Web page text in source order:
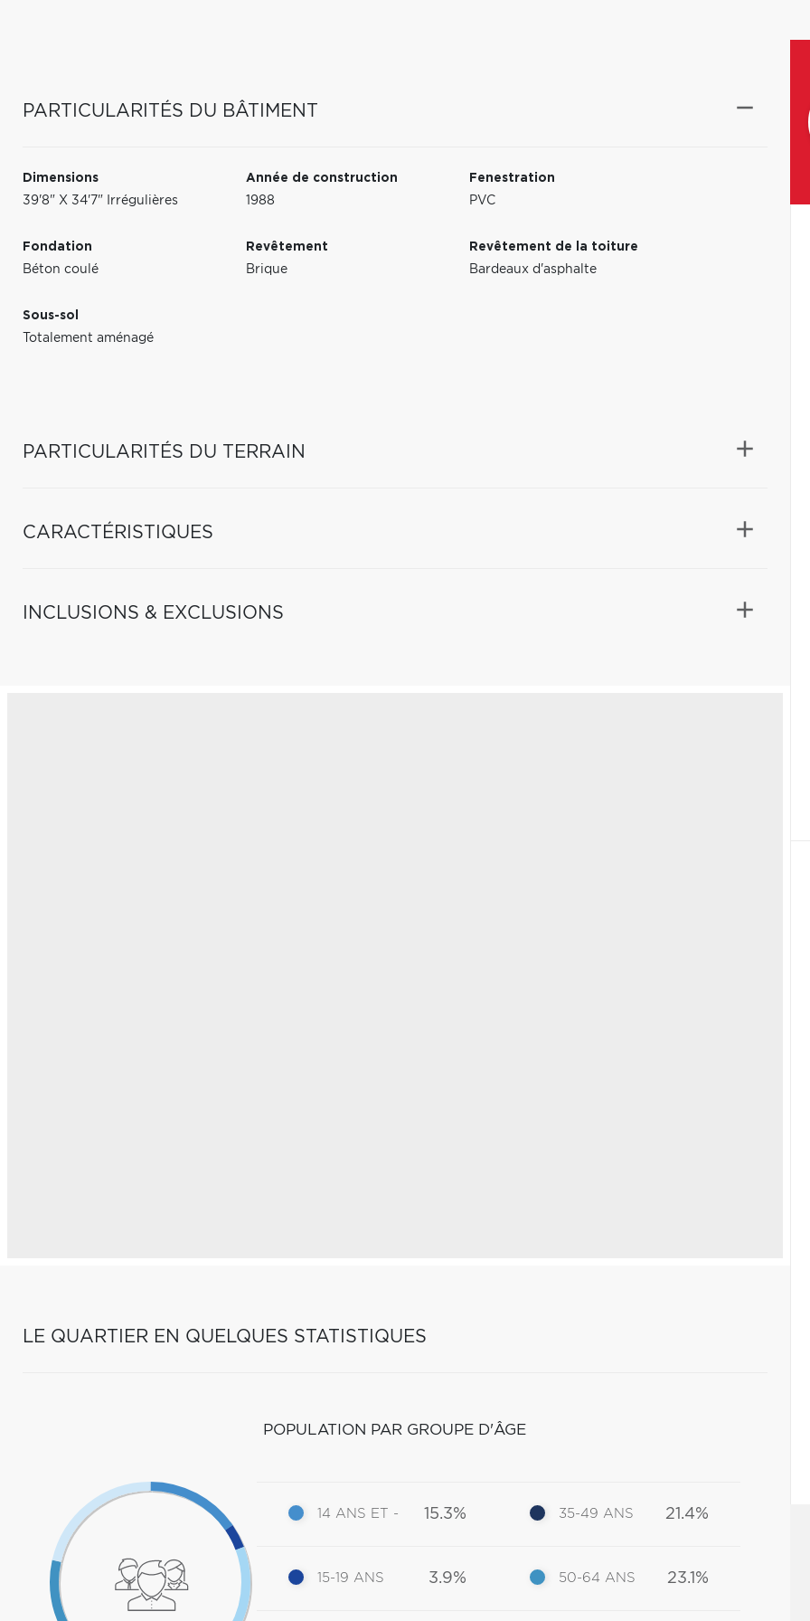
PARTICULARITÉS DU BÂTIMENT
Dimensions
39'8" X 34'7" Irrégulières
Année de construction
1988
Fenestration
PVC
Fondation
Béton coulé
Revêtement
Brique
Revêtement de la toiture
Bardeaux d'asphalte
Sous-sol
Totalement aménagé
PARTICULARITÉS DU TERRAIN
CARACTÉRISTIQUES
INCLUSIONS & EXCLUSIONS
LE QUARTIER EN QUELQUES STATISTIQUES
POPULATION PAR GROUPE D'ÂGE
14 ANS ET - 15.3%
15-19 ANS 3.9%
35-49 ANS 21.4%
50-64 ANS 23.1%